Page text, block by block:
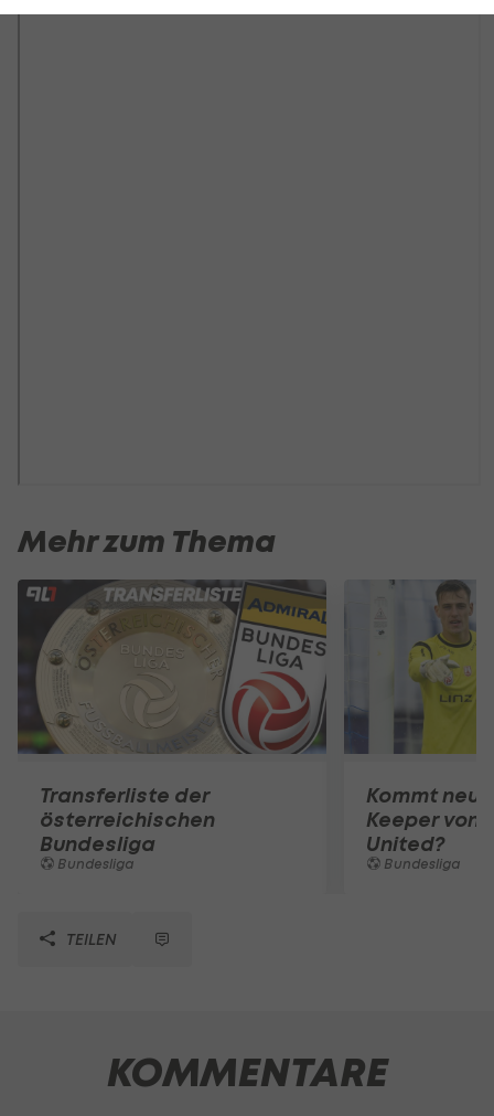
Mehr zum Thema
Transferliste der
österreichischen
Bundesliga
Bundesliga
Kommt
Keeper von
United?
Bundesliga
TEILEN
KOMMENTARE